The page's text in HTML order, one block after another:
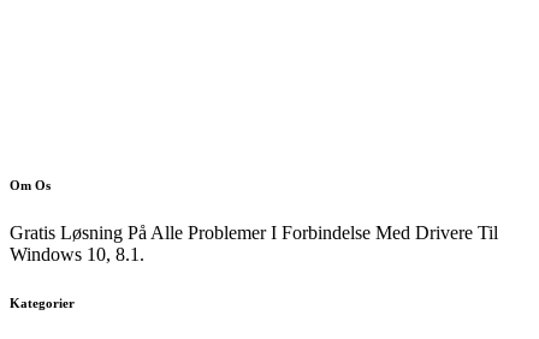
Om Os
Gratis Løsning På Alle Problemer I Forbindelse Med Drivere Til
Windows 10, 8.1.
Kategorier